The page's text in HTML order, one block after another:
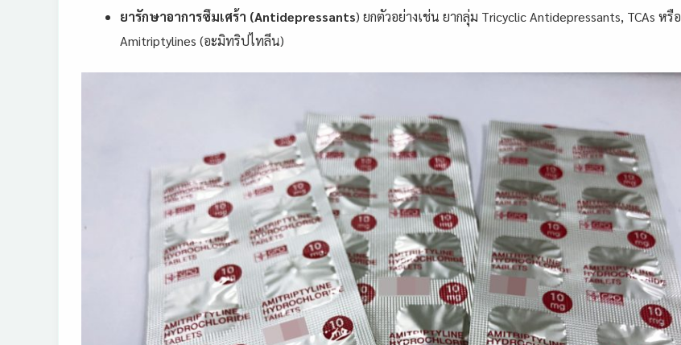
ยารักษาอาการซึมเศร้า (Antidepressants) ยกตัวอย่างเช่น ยากลุ่ม Tricyclic Antidepressants, TCAs หรือ
Amitriptylines (อะมิทริปไทลีน)